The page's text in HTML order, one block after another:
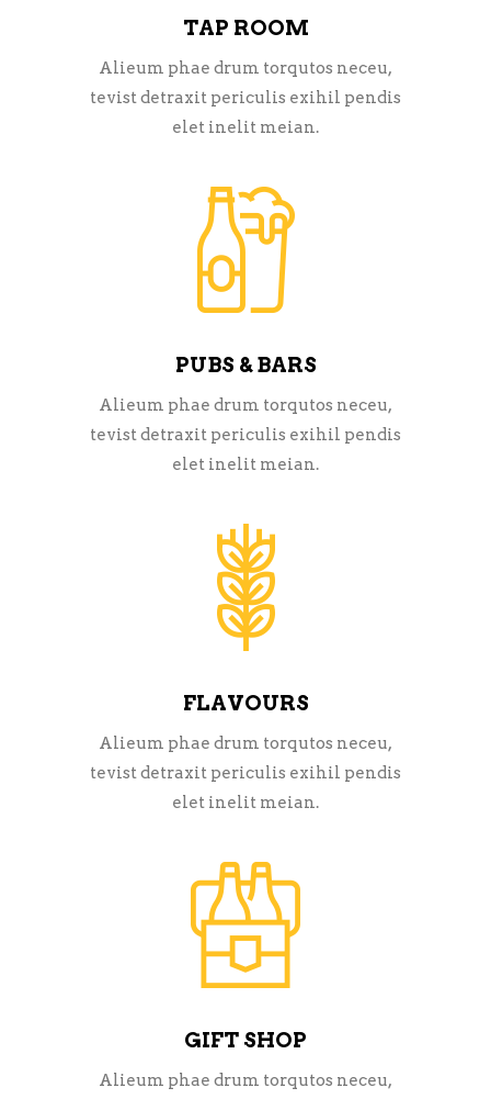
TAP ROOM
Alieum phae drum torqutos neceu,
tevist detraxit periculis exihil pendis
elet inelit meian.
PUBS & BARS
Alieum phae drum torqutos neceu,
tevist detraxit periculis exihil pendis
elet inelit meian.
FLAVOURS
Alieum phae drum torqutos neceu,
tevist detraxit periculis exihil pendis
elet inelit meian.
GIFT SHOP
Alieum phae drum torqutos neceu,